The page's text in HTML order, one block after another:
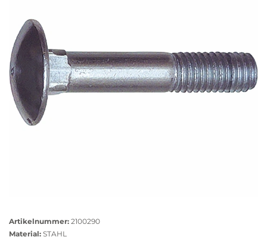
anzeigen
Artikelnummer: 2100290
Material: STAHL